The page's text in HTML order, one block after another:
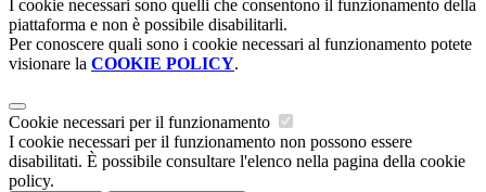
I cookie necessari sono quelli che consentono il funzionamento della
piattaforma e non è possibile disabilitarli.
Per conoscere quali sono i cookie necessari al funzionamento potete
visionare la COOKIE POLICY.
Cookie necessari per il funzionamento
I cookie necessari per il funzionamento non possono essere
disabilitati. È possibile consultare l'elenco nella pagina della cookie
policy.